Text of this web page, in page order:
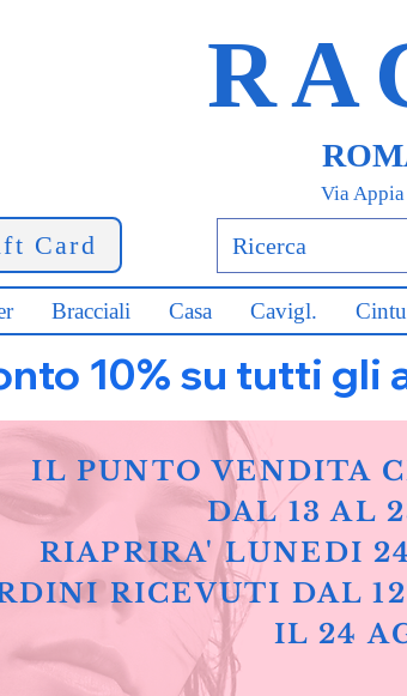
Via
Card
Bracciali Casa Cavigl.
10% su tutti
IL PUNTO VENDITA
DAL 13 AL
RIAPRIRA' LUNEDI
RICEVUTI DAL
IL 24